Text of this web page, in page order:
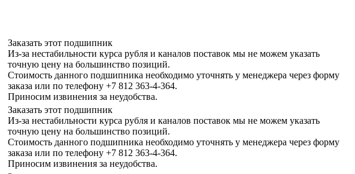
Заказать этот подшипник
Из-за нестабильности курса рубля и каналов поставок мы не можем указать
точную цену на большинство позиций.
Стоимость данного подшипника необходимо уточнять у менеджера через форму
заказа или по телефону +7 812 363-4-364.
Приносим извинения за неудобства.
Заказать этот подшипник
Из-за нестабильности курса рубля и каналов поставок мы не можем указать
точную цену на большинство позиций.
Стоимость данного подшипника необходимо уточнять у менеджера через форму
заказа или по телефону +7 812 363-4-364.
Приносим извинения за неудобства.